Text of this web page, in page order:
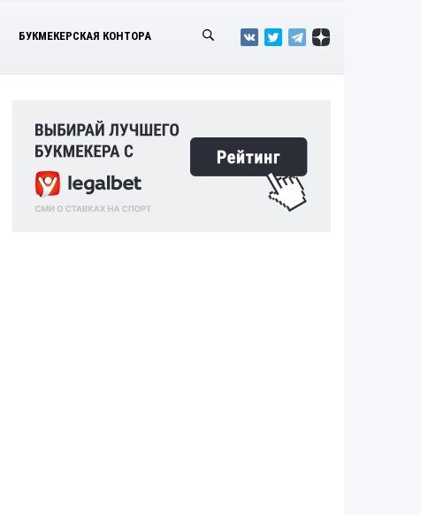
БУКМЕКЕРСКАЯ КОНТОРА